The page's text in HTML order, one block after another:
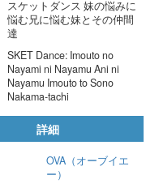
スケットダンス 妹の悩みに
悩む兄に悩む妹とその仲間
達
SKET Dance: Imouto no
Nayami ni Nayamu Ani ni
Nayamu Imouto to Sono
Nakama-tachi
詳細
OVA（オーブイエ
ー）